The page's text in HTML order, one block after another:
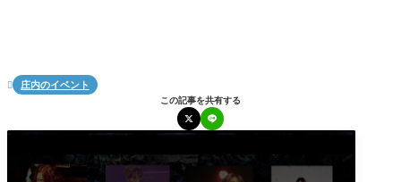
 庄内のイベント
この記事を共有する